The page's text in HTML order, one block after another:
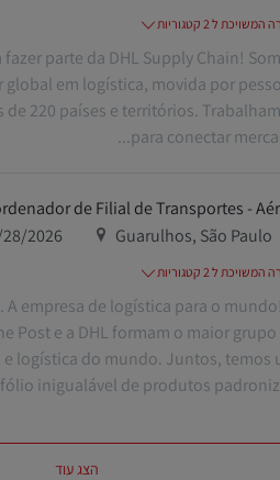
ל 2 קטגוריות
fazer parte da DHL Supply Chain!
global em logística, movida por
de 220 países e territórios.
para conectar
de Filial de Transportes -
מיקום
Guarulhos, São Paulo תאריך
2026
ל 2 קטגוריות
A empresa de logística para o
Post e a DHL formam o maior
logística do mundo. Juntos, temos
inigualável de produtos
הצג עוד